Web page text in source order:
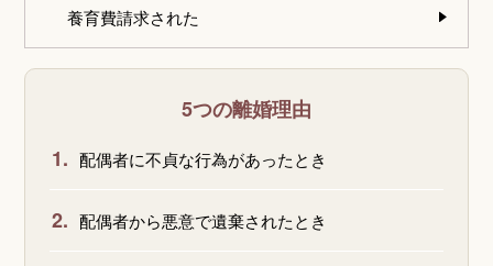
養育費請求された
5つの離婚理由
1. 配偶者に不貞な行為があったとき
2. 配偶者から悪意で遺棄されたとき